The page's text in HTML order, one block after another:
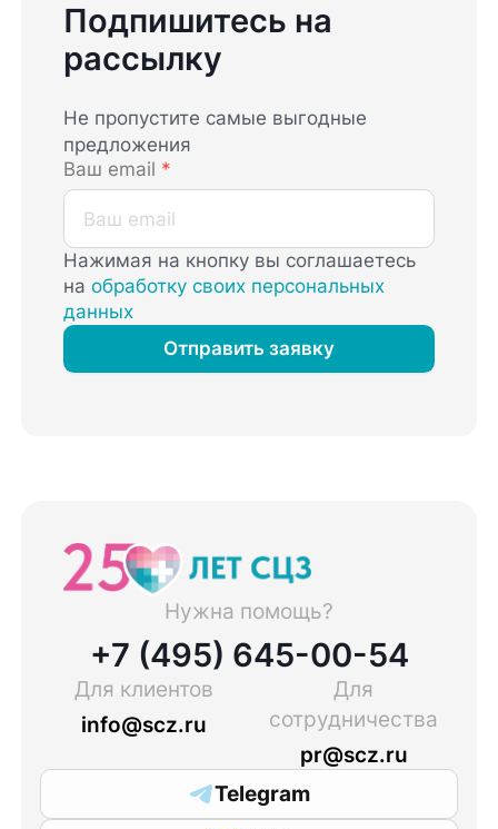
Подпишитесь на
рассылку
Не пропустите самые выгодные
предложения
Ваш email *
Нажимая на кнопку вы соглашаетесь
наобработку своих персональных
данных
Отправить заявку
Нужна помощь?
+7 (495) 645-00-54
Для клиентов
info@scz.ru
Для
сотрудничества
pr@scz.ru
Telegram